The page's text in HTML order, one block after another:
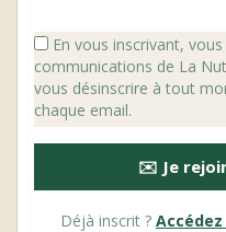
En vous inscrivant,
communications de La
vous désinscrire à tout
chaque email.
✉️ Je
Déjà inscrit ?